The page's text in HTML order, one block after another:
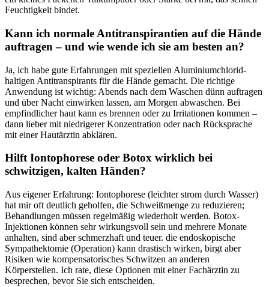
Feuchtigkeit bindet.
Kann ich normale Antitranspirantien auf‌ die​ Hände
auftragen – und wie wende⁣ ich‌ sie am ⁢besten an?
Ja, ⁤ich habe gute‍ Erfahrungen mit speziellen Aluminiumchlorid-
haltigen ​Antitranspirants für die Hände gemacht. Die‍ richtige
Anwendung ist wichtig: Abends nach dem Waschen⁤ dünn auftragen
und über ⁣Nacht einwirken lassen, am Morgen abwaschen. Bei
‌empfindlicher haut⁣ kann es brennen ​oder zu Irritationen kommen –
dann ‌lieber mit niedrigerer‌ Konzentration oder nach Rücksprache
mit​ einer⁢ Hautärztin ‌abklären.
Hilft⁣ Iontophorese oder Botox wirklich ⁢bei
schwitzigen, kalten‌ Händen?
Aus eigener Erfahrung: Iontophorese (leichter strom ​durch Wasser)
hat‌ mir oft deutlich ‌geholfen, die‌ Schweißmenge zu reduzieren;‍
Behandlungen müssen regelmäßig⁤ wiederholt werden.⁤ Botox-
Injektionen können ‌sehr wirkungsvoll ⁤sein und mehrere Monate
anhalten, sind aber schmerzhaft und teuer. die endoskopische
Sympathektomie (Operation) kann drastisch ‍wirken, ⁤birgt aber
Risiken wie kompensatorisches Schwitzen ⁣an anderen⁣
Körperstellen. Ich rate, diese Optionen mit einer Fachärztin zu
besprechen, bevor Sie sich⁣ entscheiden.